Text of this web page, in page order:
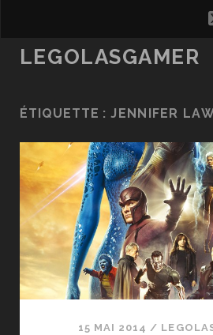
LEGOLASGAMER
ÉTIQUETTE :JENNIFER
15 MAI 2014 /